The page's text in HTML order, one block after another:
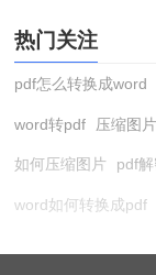
热门关注
pdf怎么转换成word
word转pdf 压缩图片
如何压缩图片 pdf
word如何转换成pdf